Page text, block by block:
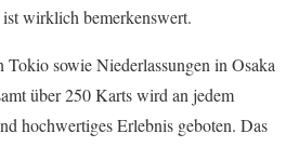
wirklich bemerkenswert.
sowie Niederlassungen in Osaka
über 250 Karts wird an jedem
hochwertiges Erlebnis geboten. Das